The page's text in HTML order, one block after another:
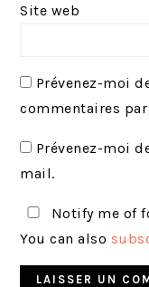
Site web
Prévenez-moi
commentaires
Prévenez-moi
mail.
Notify me of
You can also